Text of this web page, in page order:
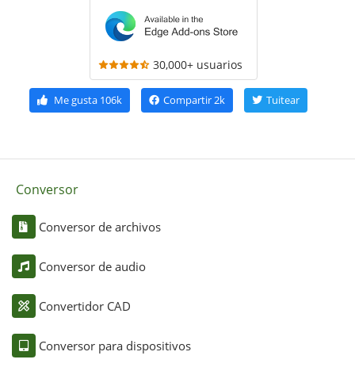
30,000+ usuarios
Me gusta106k Compartir2k Tuitear
Conversor
Conversor de archivos
Conversor de audio
Convertidor CAD
Conversor para dispositivos